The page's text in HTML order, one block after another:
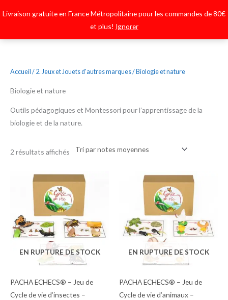
Livraison gratuite en France Métropolitaine pour les commandes de 80€
et plus! Ignorer
au
Main
Menu
Accueil / 2. Jeux et Jouets d'autres marques/ Biologie et nature
Biologie et nature
Outils pédagogiques et Montessori pour l’apprentissage de la
biologie et de la nature.
2 résultats affichés
Trié
par
EN RUPTURE DE STOCK
PACHA ECHECS® – Jeu de
Cycle de vie d’insectes –
EN RUPTURE DE STOCK
PACHA ECHECS® – Jeu de
Cycle de vie d’animaux –